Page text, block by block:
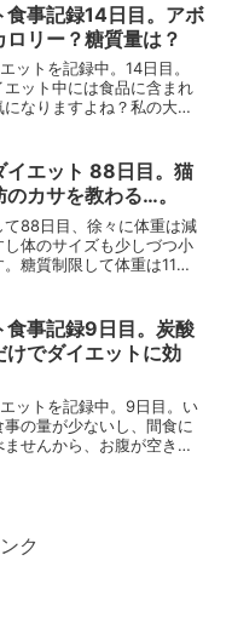
食事記録14日目。アボ
ロリー？糖質量は？
ットを記録中。14日目。
ット中には食品に含まれ
なりますよね？私の大好
イエット 88日目。猫
カサを教わる…。
て88日目、徐々に体重は減
し体のサイズも少しづつ小
糖質制限して体重は11キ
キロを目にしてその大きさ
した...
食事記録9日目。炭酸
けでダイエットに効
ットを記録中。9日目。い
事の量が少ないし、間食に
せんから、お腹が空きま
ク